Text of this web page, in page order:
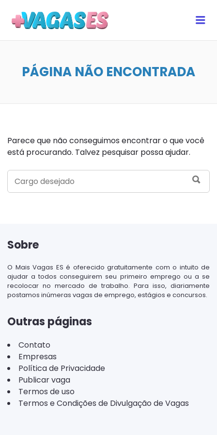
PÁGINA NÃO ENCONTRADA
Parece que não conseguimos encontrar o que você
está procurando. Talvez pesquisar possa ajudar.
SEARCH
FOR:
Sobre
O Mais Vagas ES é oferecido gratuitamente com o intuito de
ajudar a todos conseguirem seu primeiro emprego ou a se
recolocar no mercado de trabalho. Para isso, diariamente
postamos inúmeras vagas de emprego, estágios e concursos.
Outras páginas
Contato
Empresas
Política de Privacidade
Publicar vaga
Termos de uso
Termos e Condições de Divulgação de Vagas